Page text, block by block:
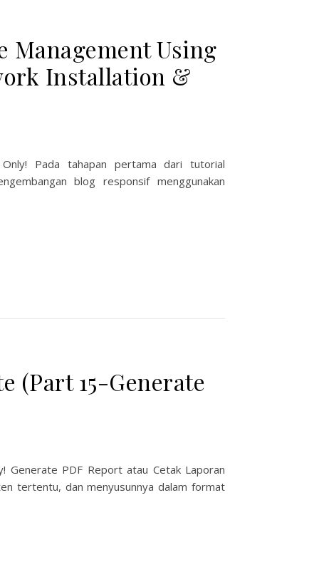
Management Using
Installation &
Pada tahapan pertama dari tutorial
blog responsif menggunakan
(Part 15-Generate
Generate PDF Report atau Cetak Laporan
tertentu, dan menyusunnya dalam format